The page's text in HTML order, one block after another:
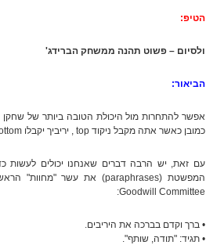
הטיפ:
ולסיום – פשוט תהנה ממשחק הברידג'
הביאור:
אפשר להתחרות מול היכולת הטובה ביותר של שחקן
כמובן כאשר אתה מקבל ניקוד top , יריביך יקבלו bottom – ואין שום דבר שאפשר לעשות כדי לשנות את זה!
עם זאת, יש הרבה דברים שאנחנו יכולים לעשות
Goodwill Committee:
• ברך וקדם בברכה את היריבים.
• תגיד: "תודה, שותף".